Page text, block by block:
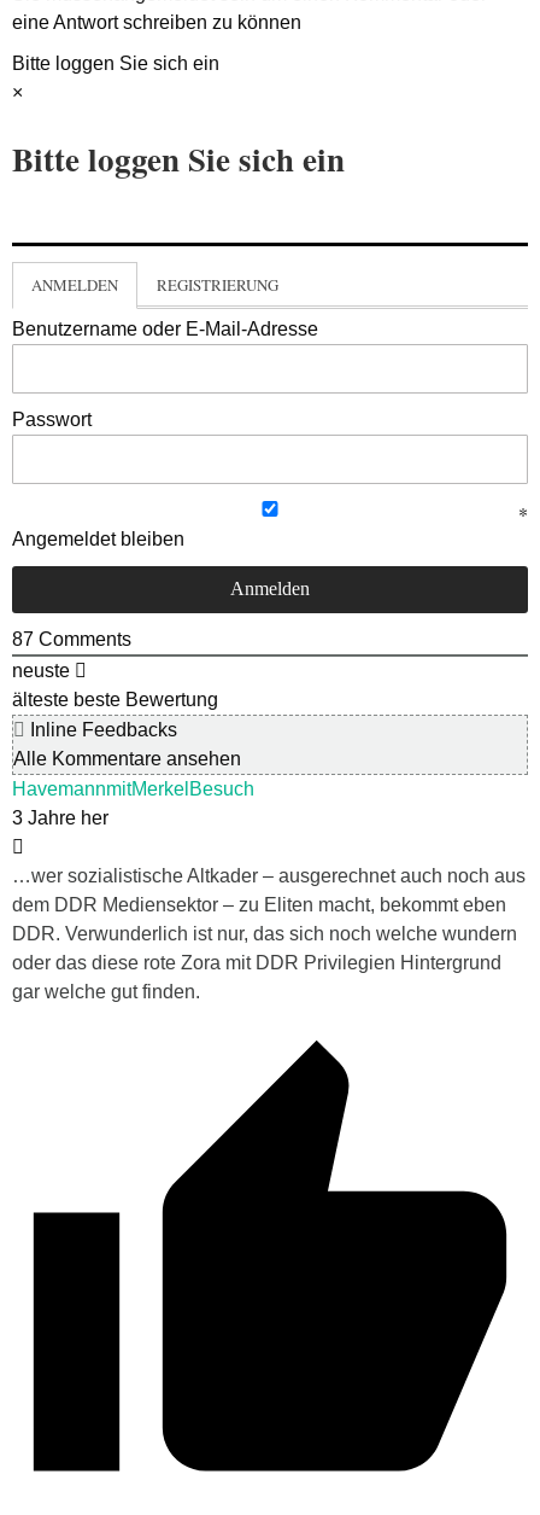
eine Antwort schreiben zu können
Bitte loggen Sie sich ein
×
Bitte loggen Sie sich ein
ANMELDEN REGISTRIERUNG
Benutzername oder E-Mail-Adresse
Passwort
Angemeldet bleiben
87 Comments
neuste
älteste beste Bewertung
Inline Feedbacks
Alle Kommentare ansehen
HavemannmitMerkelBesuch
3 Jahre her
…wer sozialistische Altkader – ausgerechnet auch noch aus
dem DDR Mediensektor – zu Eliten macht, bekommt eben
DDR. Verwunderlich ist nur, das sich noch welche wundern
oder das diese rote Zora mit DDR Privilegien Hintergrund
gar welche gut finden.